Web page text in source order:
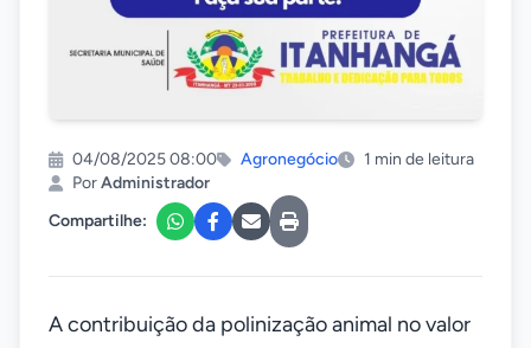
04/08/2025 08:00 Agronegócio
1 min de leitura
PorAdministrador
Compartilhe:
A contribuição da polinização animal no valor